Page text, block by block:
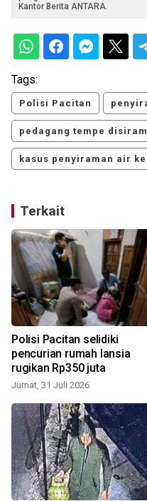
Kantor Berita ANTARA.
Tags:
Polisi Pacitan
pedagang tempe
kasus penyiraman air
Terkait
Polisi Pacitan selidiki
pencurian rumah lansia
rugikan Rp350 juta
Jumat, 31 Juli 2026